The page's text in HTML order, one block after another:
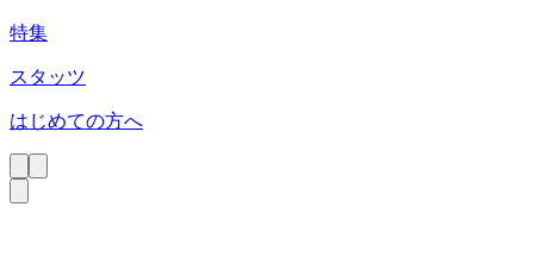
特集
スタッツ
はじめての方へ